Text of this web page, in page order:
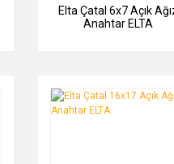
Elta Çatal 6x7 Açık
Anahtar ELTA